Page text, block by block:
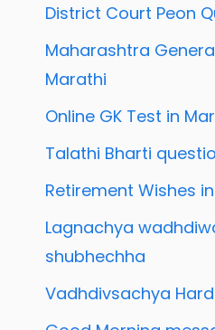
District Court Peon
Maharashtra
Marathi
Online GK Test in
Talathi Bharti
Retirement Wishes
Lagnachya
shubhechha
Vadhdivsachya